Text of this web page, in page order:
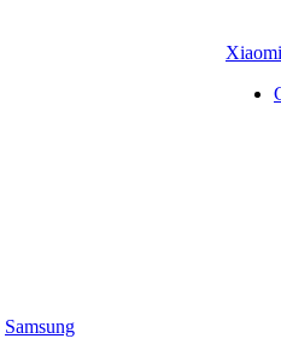
Samsung
Xiaomi